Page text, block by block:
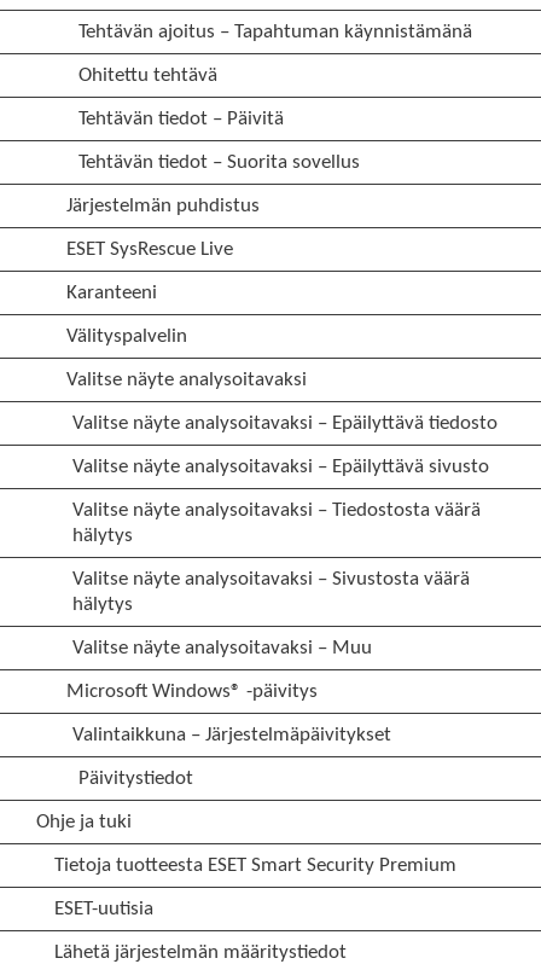
Tehtävän ajoitus – Tapahtuman käynnistämänä
Ohitettu tehtävä
Tehtävän tiedot – Päivitä
Tehtävän tiedot – Suorita sovellus
Järjestelmän puhdistus
ESET SysRescue Live
Karanteeni
Välityspalvelin
Valitse näyte analysoitavaksi
Valitse näyte analysoitavaksi – Epäilyttävä tiedosto
Valitse näyte analysoitavaksi – Epäilyttävä sivusto
Valitse näyte analysoitavaksi – Tiedostosta väärä
hälytys
Valitse näyte analysoitavaksi – Sivustosta väärä
hälytys
Valitse näyte analysoitavaksi – Muu
Microsoft Windows® -päivitys
Valintaikkuna – Järjestelmäpäivitykset
Päivitystiedot
Ohje ja tuki
Tietoja tuotteesta ESET Smart Security Premium
ESET-uutisia
Lähetä järjestelmän määritystiedot